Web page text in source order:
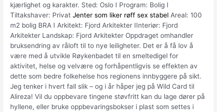
kjærlighet og karakter. Sted: Oslo I Program: Bolig I
Tiltakshaver: PrivatJenter som liker røff sex stabel Areal: 100
m2 bolig BRA I Arkitekt: Fjord Arkitekter IInteriør: Fjord
Arkitekter Landskap: Fjord Arkitekter Oppdraget omhandler
bruksendring av råloft til to nye leiligheter. Det er å få lov å
være med å utvikle Røykenbadet til en smeltedigel for
aktivitet, helse og velvære og forhåpentligvis se effekten av
dette som bedre folkehelse hos regionens innbyggere på sikt.
Jeg tenker i hvert fall slik – og i år håper jeg på Wild Card til
Alireza! Vil du oppbevare tingene støvfritt kan du lage dører på
hyllene, eller bruke oppbevaringsbokser i plast som settes i